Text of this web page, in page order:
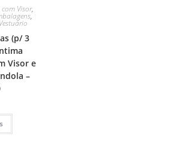
com Visor,
,
Vestuário
(p/ 3
Visor e
–